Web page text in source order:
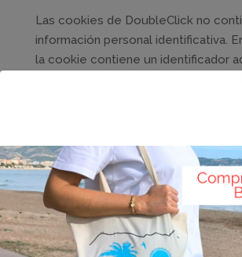
Las cookies de DoubleClick no
información personal identificativa.
la cookie contiene un identificador
almacena ningún otro tipo de datos
además, la información no es
identificativa.
WordPress
: La Web es usuaria
de suministro y alojamiento de